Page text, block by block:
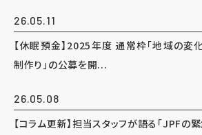
26.05.11
【休眠預金】2025年度 通常枠「地域の変
制作り」の公募を開...
26.05.08
【コラム更新】担当スタッフが語る「JPFの